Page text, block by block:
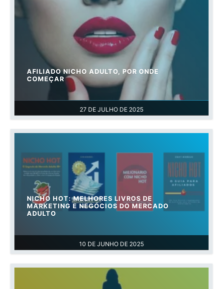
27 DE JULHO DE 2025
AFILIADO NICHO ADULTO, POR ONDE
COMEÇAR
10 DE JUNHO DE 2025
NICHO HOT: MELHORES LIVROS DE
MARKETING E NEGÓCIOS DO MERCADO
ADULTO